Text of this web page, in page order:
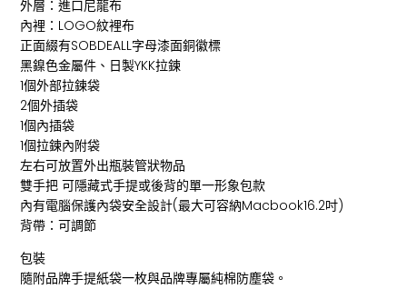
外層：進口尼龍布
內裡：LOGO紋裡布
正面綴有SOBDEALL字母漆面銅徽標
黑鎳色金屬件、日製YKK拉鍊
1個外部拉鍊袋
2個外插袋
1個內插袋
1個拉鍊內附袋
左右可放置外出瓶裝管狀物品
雙手把 可隱藏式手提或後背的單一形象包款
內有電腦保護內袋安全設計(最大可容納Macbook16.2吋)
背帶：可調節
包裝
隨附品牌手提紙袋一枚與品牌專屬純棉防塵袋。